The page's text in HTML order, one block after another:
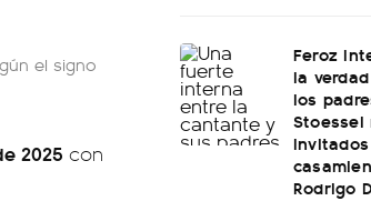
el signo
2025 con
Feroz
la
los
Rodrigo